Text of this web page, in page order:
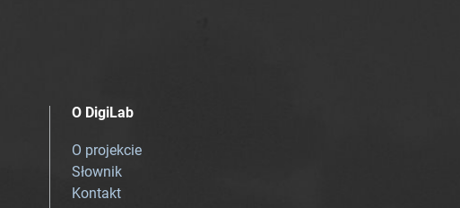
O DigiLab
O projekcie
Słownik
Kontakt